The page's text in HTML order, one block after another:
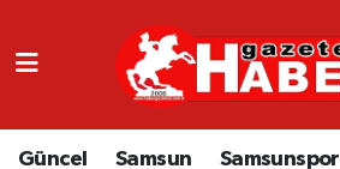
Güncel Samsun Samsunspor
GÜNCEL
SAMSUN